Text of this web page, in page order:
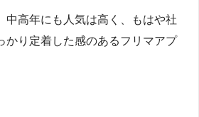
中高年にも人気は高く、もはや社
かり定着した感のあるフリマアプ